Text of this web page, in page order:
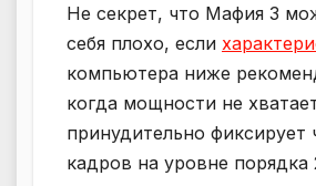
Не секрет, что Мафия 3
себя плохо, если
компьютера ниже
когда мощности не
принудительно фиксирует
кадров на уровне порядка